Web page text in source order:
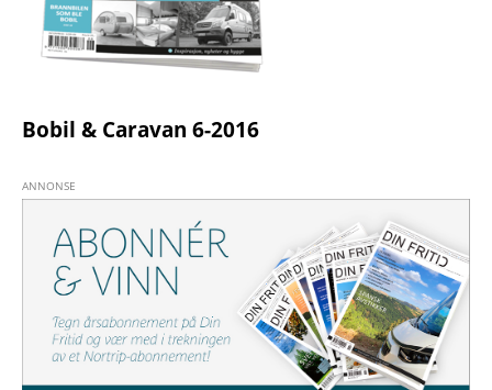
Bobil & Caravan 6-2016